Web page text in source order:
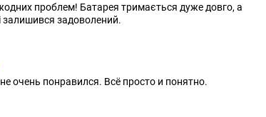
проблем! Батарея тримається дуже довго, а
залишився задоволений.
очень понравился. Всё просто и понятно.